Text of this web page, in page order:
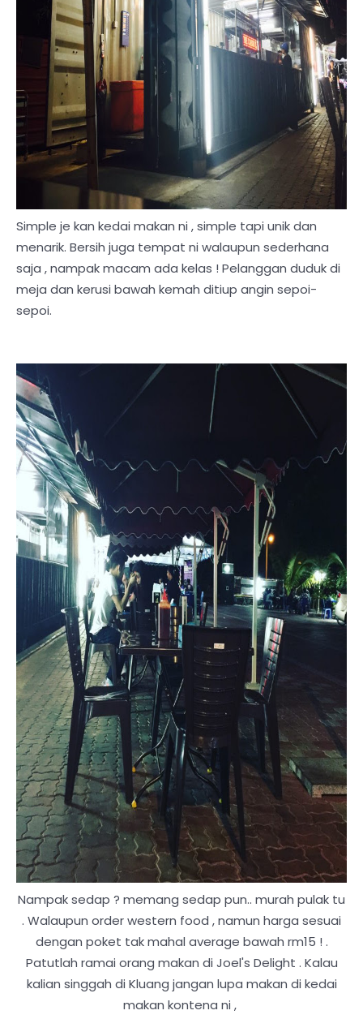
Simple je kan kedai makan ni , simple tapi unik dan
menarik. Bersih juga tempat ni walaupun sederhana
saja , nampak macam ada kelas ! Pelanggan duduk di
meja dan kerusi bawah kemah ditiup angin sepoi-
sepoi.
Nampak sedap ? memang sedap pun.. murah pulak tu
. Walaupun order western food , namun harga sesuai
dengan poket tak mahal average bawah rm15 ! .
Patutlah ramai orang makan di Joel's Delight . Kalau
kalian singgah di Kluang jangan lupa makan di kedai
makan kontena ni ,